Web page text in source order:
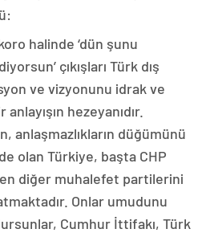
halinde ‘dün şunu
çıkışları Türk dış
ve vizyonunu idrak ve
hezeyanıdır.
anlaşmazlıkların düğümünü
olan Türkiye, başta CHP
diğer muhalefet partilerini
Onlar umudunu
Cumhur İttifakı, Türk